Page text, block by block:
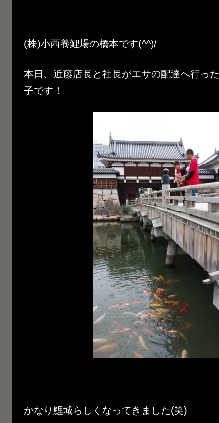
(株)小西養鯉場の橋本です(^^)/
本日、近藤店長と社長がエサの配達へ行っ
子です！
かなり鯉城らしくなってきました(笑)